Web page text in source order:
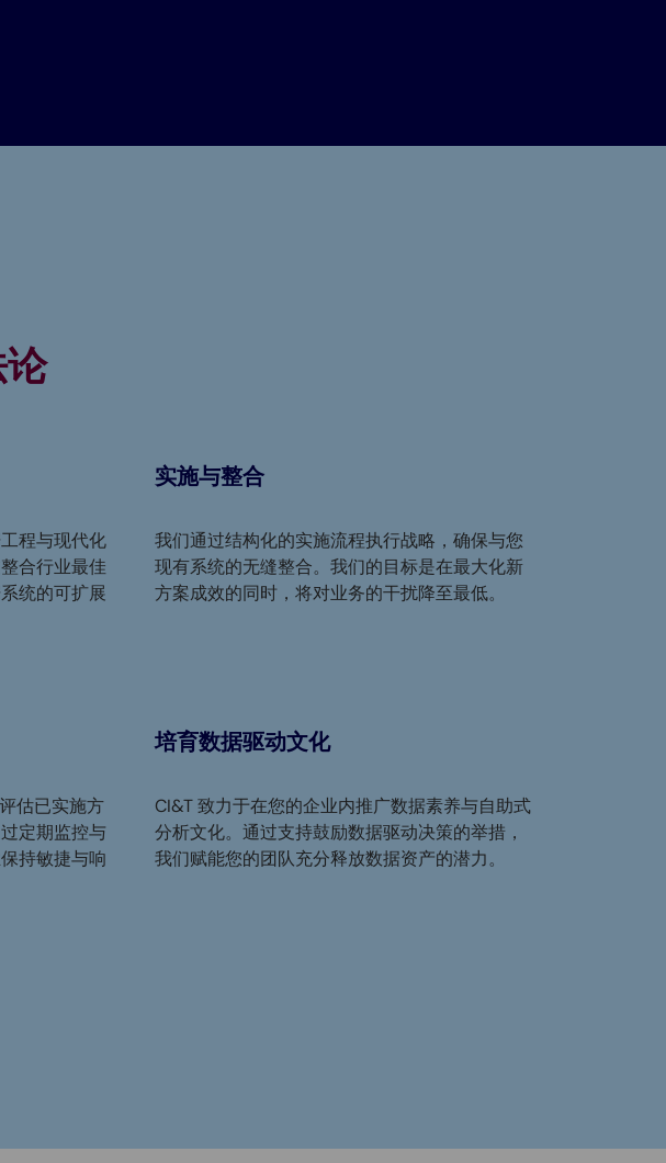
程与现代化
合行业最佳
统的可扩展
实施与整合
我们通过结构化的实施流程执行战略，确保与您
现有系统的无缝整合。我们的目标是在最大化新
方案成效的同时，将对业务的干扰降至最低。
估已实施方
定期监控与
持敏捷与响
培育数据驱动文化
CI&T 致力于在您的企业内推广数据素养与自助式
分析文化。通过支持鼓励数据驱动决策的举措，
我们赋能您的团队充分释放数据资产的潜力。